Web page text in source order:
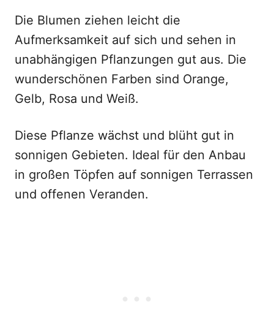
Die Blumen ziehen leicht die
Aufmerksamkeit auf sich und sehen in
unabhängigen Pflanzungen gut aus. Die
wunderschönen Farben sind Orange,
Gelb, Rosa und Weiß.
Diese Pflanze wächst und blüht gut in
sonnigen Gebieten. Ideal für den Anbau
in großen Töpfen auf sonnigen Terrassen
und offenen Veranden.